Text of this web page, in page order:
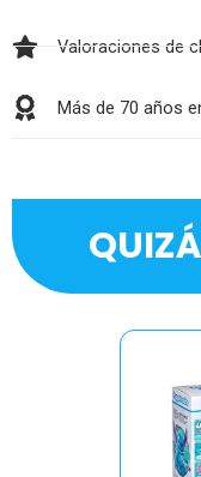
Valoraciones de
Más de 70 años